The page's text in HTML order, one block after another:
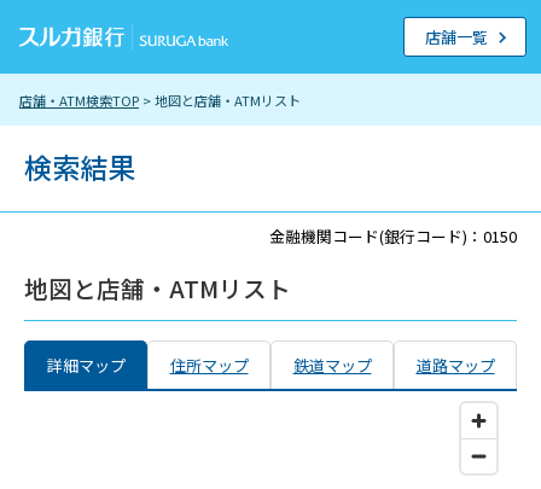
店舗・ATM検索TOP > 地図と店舗・ATMリスト
店舗一覧
検索結果
金融機関コード(銀行コード)：0150
地図と店舗・ATMリスト
詳細マップ 住所マップ 鉄道マップ 道路マップ